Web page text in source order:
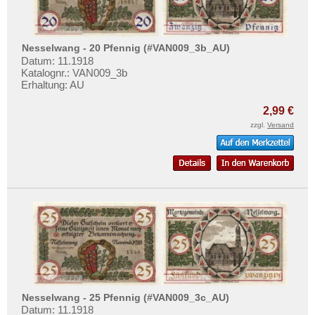
Neuhaus am Rennweg
Neuhaus an der Elbe
Neukalen
Neukloster
Neunkirchen-Saar
Neuötting
Neurode
Neuruppin
Neusalz
Neuss
Testbanknoten
Banknotenbriefe
Kataloge
Aufbewahrung
Gutscheine
Preislisten
Ankauf
Erhaltungsgrade
Gratisbanknoten
FAQ
Nesselwang - 20 Pfennig (#VAN009_3b_AU)
Datum: 11.1918
Katalognr.: VAN009_3b
Erhaltung: AU
2,99 €
zzgl. Versand
Nesselwang - 25 Pfennig (#VAN009_3c_AU)
Datum: 11.1918